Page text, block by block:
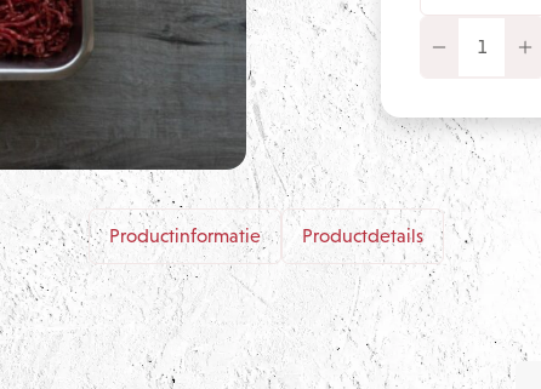
Productinformatie Productdetails